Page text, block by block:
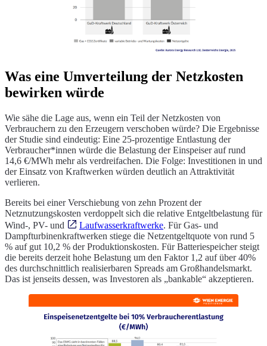
Was eine Umverteilung der Netzkosten
bewirken würde
Wie sähe die Lage aus, wenn ein Teil der Netzkosten von
Verbrauchern zu den Erzeugern verschoben würde? Die Ergebnisse
der Studie sind eindeutig: Eine 25-prozentige Entlastung der
Verbraucher*innen würde die Belastung der Einspeiser auf rund
14,6 €/MWh mehr als verdreifachen. Die Folge: Investitionen in und
der Einsatz von Kraftwerken würden deutlich an Attraktivität
verlieren.
Bereits bei einer Verschiebung von zehn Prozent der
Netznutzungskosten verdoppelt sich die relative Entgeltbelastung für
Wind-, PV- und
Laufwasserkraftwerke. Für Gas- und
Dampfturbinenkraftwerken stiege die Netzentgeltquote von rund 5
% auf gut 10,2 % der Produktionskosten. Für Batteriespeicher steigt
die bereits derzeit hohe Belastung um den Faktor 1,2 auf über 40%
des durchschnittlich realisierbaren Spreads am Großhandelsmarkt.
Das ist jenseits dessen, was Investoren als „bankable“ akzeptieren.